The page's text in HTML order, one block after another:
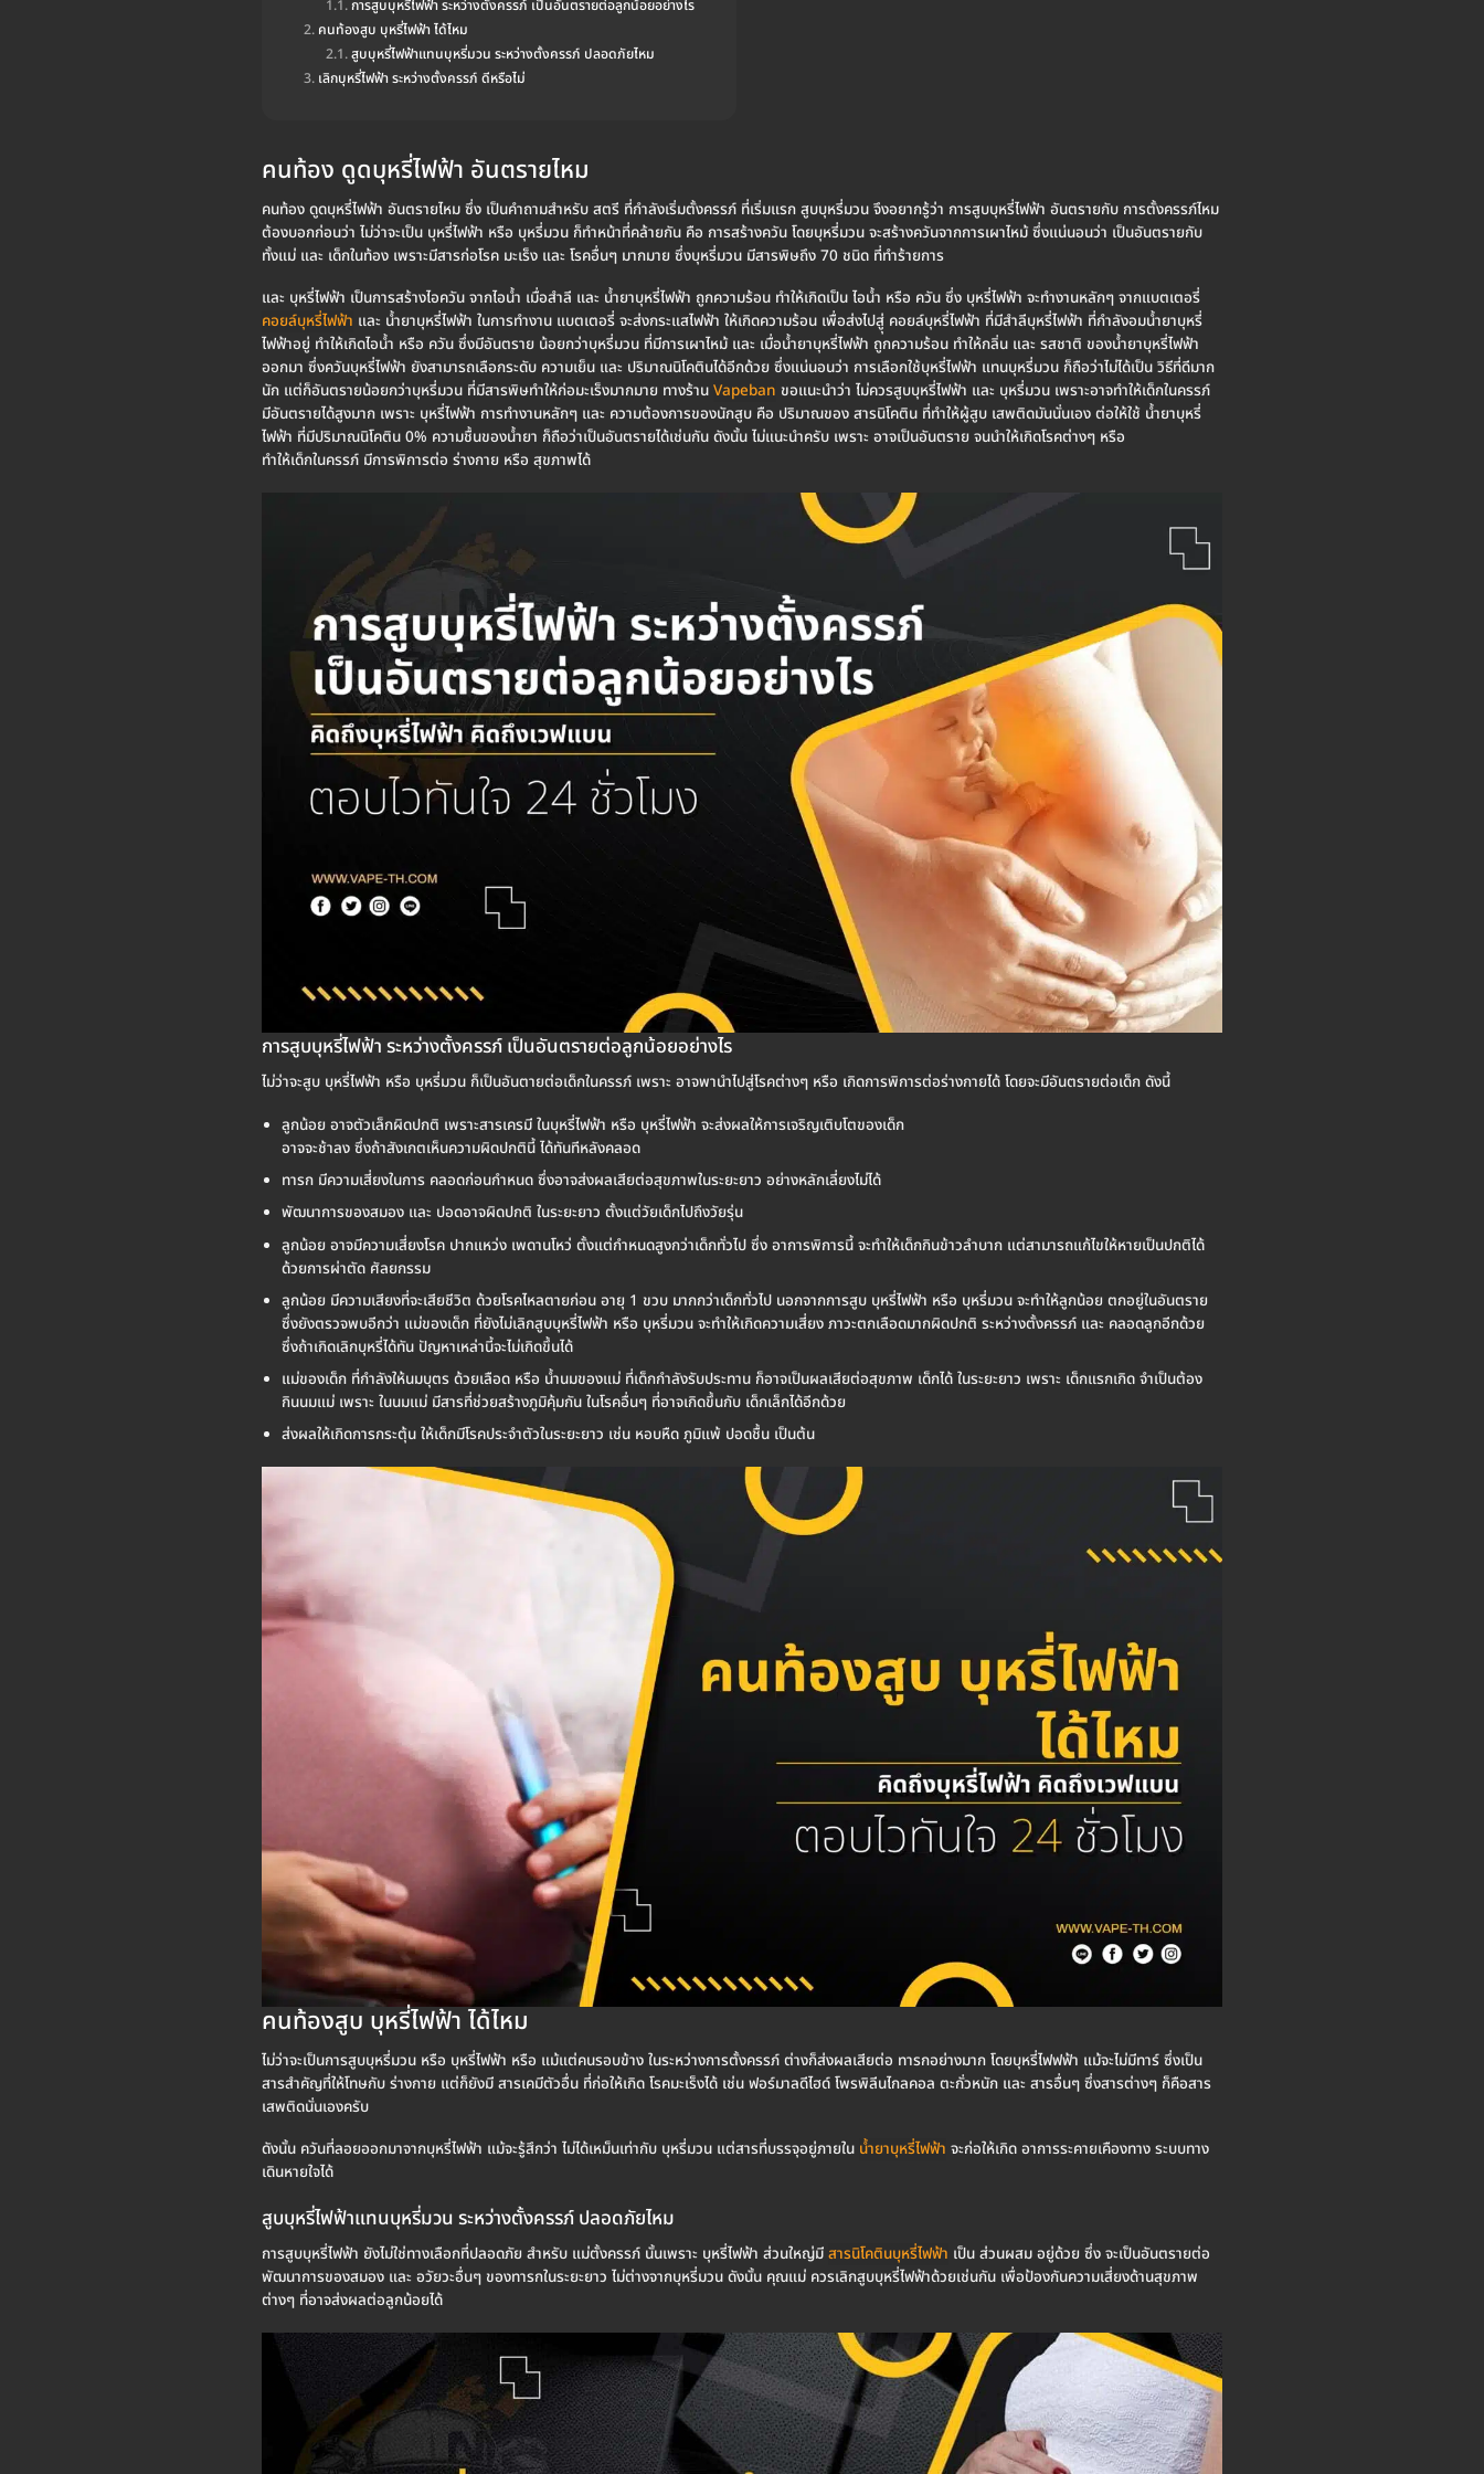
การสูบบุหรี่ไฟฟ้า ระหว่างตั้งครรภ์ เป็นอันตรายต่อลูกน้อยอย่างไร
คนท้องสูบ บุหรี่ไฟฟ้า ได้ไหม
สูบบุหรี่ไฟฟ้าแทนบุหรี่มวน ระหว่างตั้งครรภ์ ปลอดภัยไหม
เลิกบุหรี่ไฟฟ้า ระหว่างตั้งครรภ์ ดีหรือไม่
คนท้อง ดูดบุหรี่ไฟฟ้า อันตรายไหม
คนท้อง ดูดบุหรี่ไฟฟ้า อันตรายไหม ซึ่ง เป็นคำถามสำหรับ สตรี ที่กำลังเริ่มตั้งครรภ์ ที่เริ่มแรก สูบบุหรี่มวน จึงอยากรู้ว่า การสูบบุหรี่ไฟฟ้า อันตรายกับ การตั้งครรภ์ไหม
ต้องบอกก่อนว่า ไม่ว่าจะเป็น บุหรี่ไฟฟ้า หรือ บุหรี่มวน ก็ทำหน้าที่คล้ายกัน คือ การสร้างควัน โดยบุหรี่มวน จะสร้างควันจากการเผาไหม้ ซึ่งแน่นอนว่า เป็นอันตรายกับ
ทั้งแม่ และ เด็กในท้อง เพราะมีสารก่อโรค มะเร็ง และ โรคอื่นๆ มากมาย ซึ่งบุหรี่มวน มีสารพิษถึง 70 ชนิด ที่ทำร้ายการ
และ บุหรี่ไฟฟ้า เป็นการสร้างไอควัน จากไอน้ำ เมื่อสำลี และ น้ำยาบุหรี่ไฟฟ้า ถูกความร้อน ทำให้เกิดเป็น ไอน้ำ หรือ ควัน ซึ่ง บุหรี่ไฟฟ้า จะทำงานหลักๆ จากแบตเตอรี่
คอยล์บุหรี่ไฟฟ้า และ น้ำยาบุหรี่ไฟฟ้า ในการทำงาน แบตเตอรี่ จะส่งกระแสไฟฟ้า ให้เกิดความร้อน เพื่อส่งไปสูุ่ คอยล์บุหรี่ไฟฟ้า ที่มีสำลีบุหรี่ไฟฟ้า ที่กำลังอมน้ำยาบุหรี่
ไฟฟ้าอยู่ ทำให้เกิดไอน้ำ หรือ ควัน ซึ่งมีอันตราย น้อยกว่าบุหรี่มวน ที่มีการเผาไหม้ และ เมื่อน้ำยาบุหรี่ไฟฟ้า ถูกความร้อน ทำให้กลิ่น และ รสชาติ ของน้ำยาบุหรี่ไฟฟ้า
ออกมา ซึ่งควันบุหรี่ไฟฟ้า ยังสามารถเลือกระดับ ความเย็น และ ปริมาณนิโคตินได้อีกด้วย ซึ่งแน่นอนว่า การเลือกใช้บุหรี่ไฟฟ้า แทนบุหรี่มวน ก็ถือว่าไม่ได้เป็น วิธีที่ดีมาก
นัก แต่ก็อันตรายน้อยกว่าบุหรี่มวน ที่มีสารพิษทำให้ก่อมะเร็งมากมาย ทางร้าน Vapeban ขอแนะนำว่า ไม่ควรสูบบุหรี่ไฟฟ้า และ บุหรี่มวน เพราะอาจทำให้เด็กในครรภ์
มีอันตรายได้สูงมาก เพราะ บุหรี่ไฟฟ้า การทำงานหลักๆ และ ความต้องการของนักสูบ คือ ปริมาณของ สารนิโคติน ที่ทำให้ผู้สูบ เสพติดมันนั่นเอง ต่อให้ใช้ น้ำยาบุหรี่
ไฟฟ้า ที่มีปริมาณนิโคติน 0% ความชื้นของน้ำยา ก็ถือว่าเป็นอันตรายได้เช่นกัน ดังนั้น ไม่แนะนำครับ เพราะ อาจเป็นอันตราย จนนำให้เกิดโรคต่างๆ หรือ
ทำให้เด็กในครรภ์ มีการพิการต่อ ร่างกาย หรือ สุขภาพได้
การสูบบุหรี่ไฟฟ้า ระหว่างตั้งครรภ์ เป็นอันตรายต่อลูกน้อยอย่างไร
ไม่ว่าจะสูบ บุหรี่ไฟฟ้า หรือ บุหรี่มวน ก็เป็นอันตายต่อเด็กในครรภ์ เพราะ อาจพานำไปสู่โรคต่างๆ หรือ เกิดการพิการต่อร่างกายได้ โดยจะมีอันตรายต่อเด็ก ดังนี้
ลูกน้อย อาจตัวเล็กผิดปกติ เพราะสารเครมี ในบุหรี่ไฟฟ้า หรือ บุหรี่ไฟฟ้า จะส่งผลให้การเจริญเติบโตของเด็ก
อาจจะช้าลง ซึ่งถ้าสังเกตเห็นความผิดปกตินี้ ได้ทันทีหลังคลอด
ทารก มีความเสี่ยงในการ คลอดก่อนกำหนด ซึ่งอาจส่งผลเสียต่อสุขภาพในระยะยาว อย่างหลักเลี่ยงไม่ได้
พัฒนาการของสมอง และ ปอดอาจผิดปกติ ในระยะยาว ตั้งแต่วัยเด็กไปถึงวัยรุ่น
ลูกน้อย อาจมีความเสี่ยงโรค ปากแหว่ง เพดานโหว่ ตั้งแต่กำหนดสูงกว่าเด็กทั่วไป ซึ่ง อาการพิการนี้ จะทำให้เด็กกินข้าวลำบาก แต่สามารถแก้ไขให้หายเป็นปกติได้
ด้วยการผ่าตัด ศัลยกรรม
ลูกน้อย มีความเสียงที่จะเสียชีวิต ด้วยโรคไหลตายก่อน อายุ 1 ขวบ มากกว่าเด็กทั่วไป นอกจากการสูบ บุหรี่ไฟฟ้า หรือ บุหรี่มวน จะทำให้ลูกน้อย ตกอยู่ในอันตราย
ซึ่งยังตรวจพบอีกว่า แม่ของเด็ก ที่ยังไม่เลิกสูบบุหรี่ไฟฟ้า หรือ บุหรี่มวน จะทำให้เกิดความเสี่ยง ภาวะตกเลือดมากผิดปกติ ระหว่างตั้งครรภ์ และ คลอดลูกอีกด้วย
ซึ่งถ้าเกิดเลิกบุหรี่ได้ทัน ปัญหาเหล่านี้จะไม่เกิดขึ้นได้
แม่ของเด็ก ที่กำลังให้นมบุตร ด้วยเลือด หรือ น้ำนมของแม่ ที่เด็กกำลังรับประทาน ก็อาจเป็นผลเสียต่อสุขภาพ เด็กได้ ในระยะยาว เพราะ เด็กแรกเกิด จำเป็นต้อง
กินนมแม่ เพราะ ในนมแม่ มีสารที่ช่วยสร้างภูมิคุ้มกัน ในโรคอื่นๆ ที่อาจเกิดขึ้นกับ เด็กเล็กได้อีกด้วย
ส่งผลให้เกิดการกระตุ้น ให้เด็กมีโรคประจำตัวในระยะยาว เช่น หอบหืด ภูมิแพ้ ปอดชื้น เป็นต้น
คนท้องสูบ บุหรี่ไฟฟ้า ได้ไหม
ไม่ว่าจะเป็นการสูบบุหรี่มวน หรือ บุหรี่ไฟฟ้า หรือ แม้แต่คนรอบข้าง ในระหว่างการตั้งครรภ์ ต่างก็ส่งผลเสียต่อ ทารกอย่างมาก โดยบุหรี่ไฟฟฟ้า แม้จะไม่มีทาร์ ซึ่งเป็น
สารสำคัญที่ให้โทษกับ ร่างกาย แต่ก็ยังมี สารเคมีตัวอื่น ที่ก่อให้เกิด โรคมะเร็งได้ เช่น ฟอร์มาลดีไฮด์ โพรพิลีนไกลคอล ตะกั่วหนัก และ สารอื่นๆ ซึ่งสารต่างๆ ก็คือสาร
เสพติดนั่นเองครับ
ดังนั้น ควันที่ลอยออกมาจากบุหรี่ไฟฟ้า แม้จะรู้สึกว่า ไม่ได้เหม็นเท่ากับ บุหรี่มวน แต่สารที่บรรจุอยู่ภายใน น้ำยาบุหรี่ไฟฟ้า จะก่อให้เกิด อาการระคายเคืองทาง ระบบทาง
เดินหายใจได้
สูบบุหรี่ไฟฟ้าแทนบุหรี่มวน ระหว่างตั้งครรภ์ ปลอดภัยไหม
การสูบบุหรี่ไฟฟ้า ยังไม่ใช่ทางเลือกที่ปลอดภัย สำหรับ แม่ตั้งครรภ์ นั้นเพราะ บุหรี่ไฟฟ้า ส่วนใหญ่มี สารนิโคตินบุหรี่ไฟฟ้า เป็น ส่วนผสม อยู่ด้วย ซึ่ง จะเป็นอันตรายต่อ
พัฒนาการของสมอง และ อวัยวะอื่นๆ ของทารกในระยะยาว ไม่ต่างจากบุหรี่มวน ดังนั้น คุณแม่ ควรเลิกสูบบุหรี่ไฟฟ้าด้วยเช่นกัน เพื่อป้องกันความเสี่ยงด้านสุขภาพ
ต่างๆ ที่อาจส่งผลต่อลูกน้อยได้